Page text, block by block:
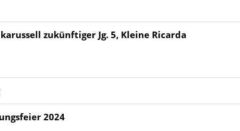
zukünftiger Jg. 5, Kleine Ricarda
2024